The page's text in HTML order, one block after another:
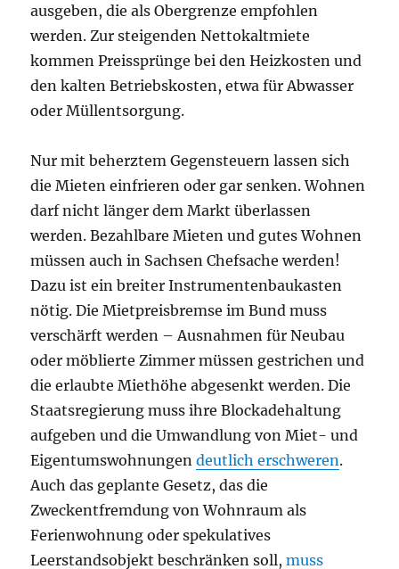
ausgeben, die als Obergrenze empfohlen
werden. Zur steigenden Nettokaltmiete
kommen Preissprünge bei den Heizkosten und
den kalten Betriebskosten, etwa für Abwasser
oder Müllentsorgung.
Nur mit beherztem Gegensteuern lassen sich
die Mieten einfrieren oder gar senken. Wohnen
darf nicht länger dem Markt überlassen
werden. Bezahlbare Mieten und gutes Wohnen
müssen auch in Sachsen Chefsache werden!
Dazu ist ein breiter Instrumentenbaukasten
nötig. Die Mietpreisbremse im Bund muss
verschärft werden – Ausnahmen für Neubau
oder möblierte Zimmer müssen gestrichen und
die erlaubte Miethöhe abgesenkt werden. Die
Staatsregierung muss ihre Blockadehaltung
aufgeben und die Umwandlung von Miet- und
Eigentumswohnungendeutlich erschweren.
Auch das geplante Gesetz, das die
Zweckentfremdung von Wohnraum als
Ferienwohnung oder spekulatives
Leerstandsobjekt beschränken soll,muss